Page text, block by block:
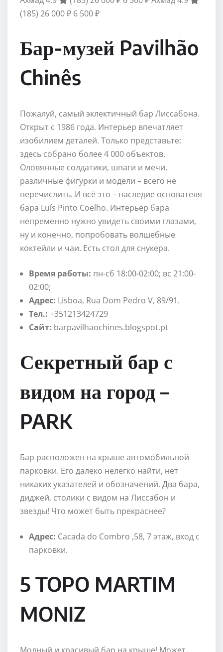
(185) 26 000 ₽ 6 500 ₽
Бар-музей Pavilhão
Chinês
Пожалуй, самый эклектичный бар Лиссабона.
Открыт с 1986 года. Интерьер впечатляет
изобилием деталей. Только представьте:
здесь собрано более 4 000 объектов.
Оловянные солдатики, шпаги и мечи,
различные фигурки и модели – всего не
перечислить. И всё это – наследие основателя
бара Luís Pinto Coelho. Интерьер бара
непременно нужно увидеть своими глазами,
ну и конечно, попробовать волшебные
коктейли и чаи. Есть стол для снукера.
Время работы: пн-сб 18:00-02:00; вс 21:00-
02:00;
Адрес: Lisboa, Rua Dom Pedro V, 89/91.
Тел.: +351213424729
Сайт: barpavilhaochines.blogspot.pt
Секретный бар с
видом на город –
PARK
Бар расположен на крыше автомобильной
парковки. Его далеко нелегко найти, нет
никаких указателей и обозначений. Два бара,
диджей, столики с видом на Лиссабон и
звезды! Что может быть прекраснее?
Адрес: Cacada do Combro ,58, 7 этаж, вход с
парковки.
5 TOPO MARTIM
MONIZ